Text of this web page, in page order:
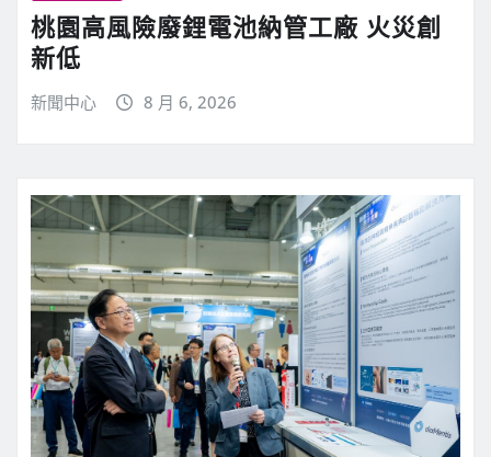
桃園高風險廢鋰電池納管工廠 火災創
新低
新聞中心 8 月 6, 2026